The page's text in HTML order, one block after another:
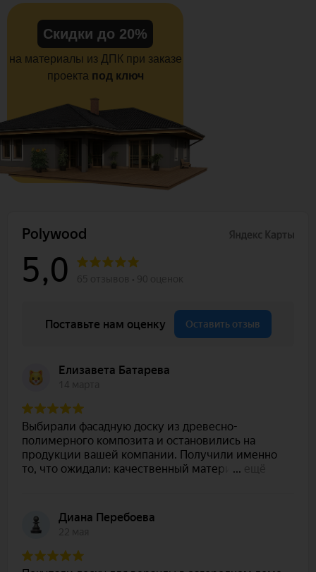
Скидки до 20%
на материалы из ДПК при заказе
проекта под ключ